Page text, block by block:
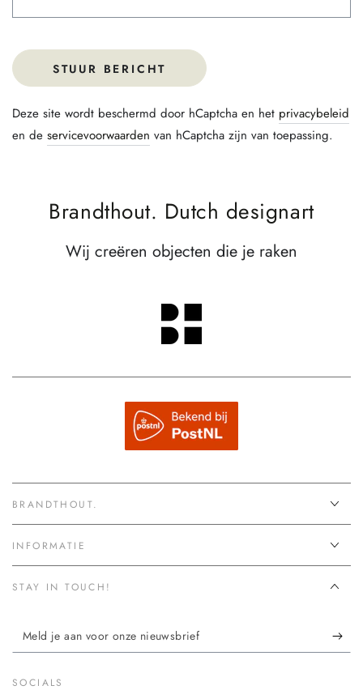
STUUR BERICHT
Deze site wordt beschermd door hCaptcha en het privacybeleid
en de servicevoorwaarden van hCaptcha zijn van toepassing.
Brandthout. Dutch designart
Wij creëren objecten die je raken
BRANDTHOUT.
INFORMATIE
STAY IN TOUCH!
Meld
je
aan
SOCIALS